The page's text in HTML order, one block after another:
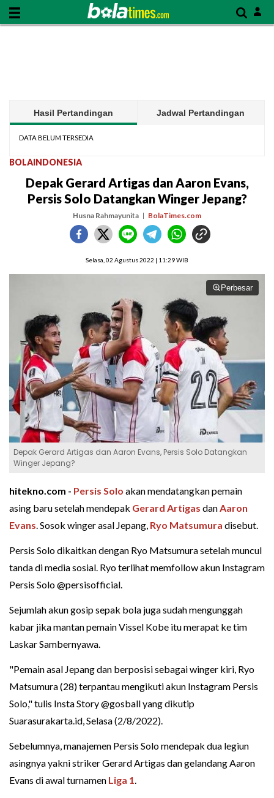
Hasil Pertandingan Jadwal Pertandingan
DATA BELUM TERSEDIA
BOLAINDONESIA
Depak Gerard Artigas dan Aaron Evans,
Persis Solo Datangkan Winger Jepang?
Husna Rahmayunita BolaTimes.com
Selasa, 02 Agustus 2022 | 11:29 WIB
Perbesar
Depak Gerard Artigas dan Aaron Evans, Persis Solo Datangkan
Winger Jepang?
hitekno.com - Persis Solo akan mendatangkan pemain
asing baru setelah mendepak Gerard Artigas danAaron
Evans. Sosok winger asal Jepang, Ryo Matsumura disebut.
Persis Solo dikaitkan dengan Ryo Matsumura setelah muncul
tanda di media sosial. Ryo terlihat memfollow akun Instagram
Persis Solo @persisofficial.
Sejumlah akun gosip sepak bola juga sudah mengunggah
kabar jika mantan pemain Vissel Kobe itu merapat ke tim
Laskar Sambernyawa.
"Pemain asal Jepang dan berposisi sebagai winger kiri, Ryo
Matsumura (28) terpantau mengikuti akun Instagram Persis
Solo," tulis Insta Story @gosball yang dikutip
Suarasurakarta.id, Selasa (2/8/2022).
Sebelumnya, manajemen Persis Solo mendepak dua legiun
asingnya yakni striker Gerard Artigas dan gelandang Aaron
Evans di awal turnamen Liga 1.